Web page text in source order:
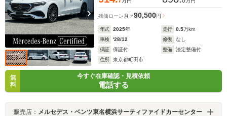
残価ローン 月々90,500円
年式 2025年 走行 0.5万km
車検
'28/12 修復
なし
保証
保証付 整備
法定整備付
住所
東京都町田市
無
料
今すぐ在庫確認・見積依頼
電話する
販売店： メルセデス・ベンツ東名横浜サーティファイドカーセンター